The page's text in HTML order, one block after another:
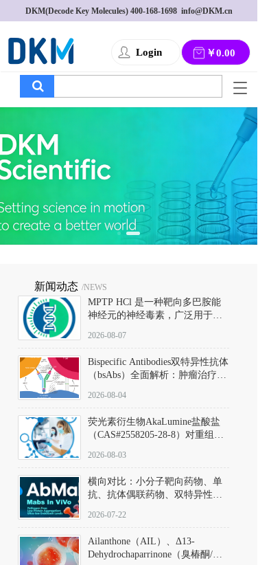
DKM(Decode Key Molecules) 400-168-1698
  info@DKM.cn
Login ￥0.00
T
g
g
l
a
v
i
g
a
新闻动态 /NEWS
MPTP HCl 是一种靶向多巴胺能
神经元的神经毒素，广泛用于构
以盐酸盐形式存在，可触发线粒
体介导的神经元凋亡。其经典应
用即为选择性损毁中脑黑质致密
部多巴胺能神经元，从而可靠模
拟帕金森病的核心病理与行为表
2026-08-07
Bispecific Antibodies双特异性抗体
（bsAbs）全面解析：肿瘤治疗的
2026-08-04
荧光素衍生物AkaLumine盐酸盐
（CAS#2558205-28-8）对重组萤
数（Km）为2.06 μM；其近红外
发光特性赋予优异的组织穿透能
力，大幅增强成像信噪比，从而
实现活体动物模型中极低给药剂
量下的高灵敏度、非侵入式生物
2026-08-03
横向对比：小分子靶向药物、单
抗、抗体偶联药物、双特异性抗
及应用瓶颈
2026-07-22
Ailanthone（AIL）、Δ13-
Dehydrochaparrinone（臭椿酮/臭